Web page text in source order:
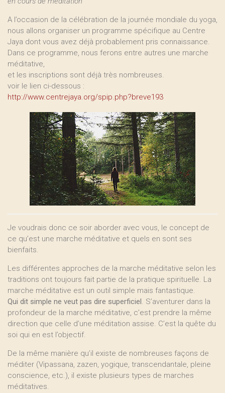
A l’occasion de la célébration de la journée mondiale du yoga,
nous allons organiser un programme spécifique au Centre
Jaya dont vous avez déjà probablement pris connaissance.
Dans ce programme, nous ferons entre autres une marche
méditative,
et les inscriptions sont déjà très nombreuses.
voir le lien ci-dessous :
http://www.centrejaya.org/spip.php?breve193
Je voudrais donc ce soir aborder avec vous, le concept de
ce qu’est une marche méditative et quels en sont ses
bienfaits.
Les différentes approches de la marche méditative selon les
traditions ont toujours fait partie de la pratique spirituelle. La
marche méditative est un outil simple mais fantastique.
Qui dit simple ne veut pas dire superficiel. S’aventurer dans la
profondeur de la marche méditative, c’est prendre la même
direction que celle d’une méditation assise. C’est la quête du
soi qui en est l’objectif.
De la même manière qu’il existe de nombreuses façons de
méditer (Vipassana, zazen, yogique, transcendantale, pleine
conscience, etc.), il existe plusieurs types de marches
méditatives.